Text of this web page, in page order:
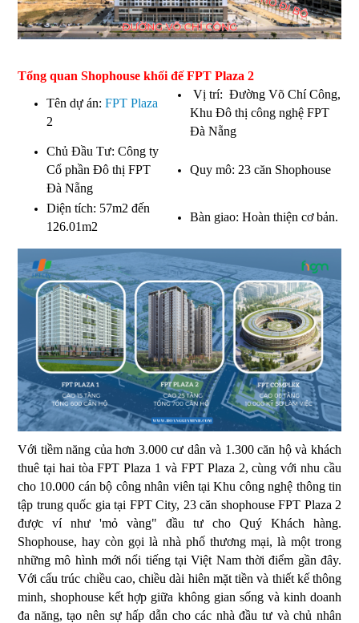
Tổng quan Shophouse khối đế FPT Plaza 2
Tên dự án: FPT Plaza
2
Vị trí: Đường Võ Chí Công,
Khu Đô thị công nghệ FPT
Đà Nẵng
Chủ Đầu Tư: Công ty
Cổ phần Đô thị FPT
Đà Nẵng
Quy mô: 23 căn Shophouse
Diện tích: 57m2 đến
126.01m2
Bàn giao: Hoàn thiện cơ bản.
Với tiềm năng của hơn 3.000 cư dân và 1.300 căn hộ và khách
thuê tại hai tòa FPT Plaza 1 và FPT Plaza 2, cùng với nhu cầu
cho 10.000 cán bộ công nhân viên tại Khu công nghệ thông tin
tập trung quốc gia tại FPT City, 23 căn shophouse FPT Plaza 2
được ví như 'mỏ vàng" đầu tư cho Quý Khách hàng.
Shophouse, hay còn gọi là nhà phố thương mại, là một trong
những mô hình mới nổi tiếng tại Việt Nam thời điểm gần đây.
Với cấu trúc chiều cao, chiều dài hiên mặt tiền và thiết kế thông
minh, shophouse kết hợp giữa không gian sống và kinh doanh
đa năng, tạo nên sự hấp dẫn cho các nhà đầu tư và chủ nhân